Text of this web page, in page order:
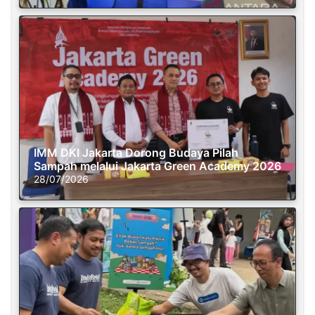
IMM DKI Jakarta Dorong Budaya Pilah
Sampah melalui Jakarta Green Academy 2026
28/07/2026